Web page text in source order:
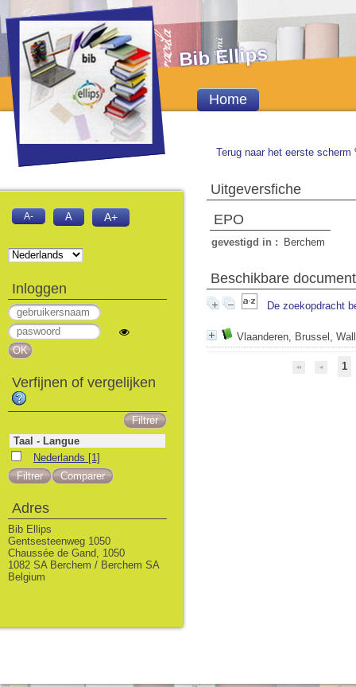
Terug naar het eerste scherm
Uitgeversfiche
EPO
gevestigd in : Berchem
Beschikbare
De zoekopdracht
Vlaanderen, Brussel,
1
Bib Ellips
Home
A- A A+
Inloggen
Verfijnen of vergelijken
Taal - Langue
Nederlands [1]
Adres
Bib Ellips
Gentsesteenweg 1050
Chaussée de Gand, 1050
1082 SA Berchem / Berchem SA
Belgium